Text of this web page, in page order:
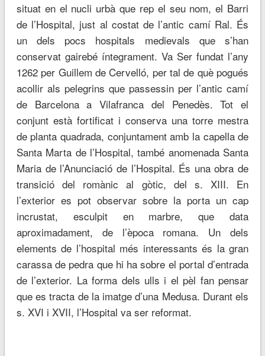
situat en el nucli urbà que rep el seu nom, el Barri
de l’Hospital, just al costat de l’antic camí Ral. És
un dels pocs hospitals medievals que s’han
conservat gairebé íntegrament. Va Ser fundat l’any
1262 per Guillem de Cervelló, per tal de què pogués
acollir als pelegrins que passessin per l’antic camí
de Barcelona a Vilafranca del Penedès. Tot el
conjunt està fortificat i conserva una torre mestra
de planta quadrada, conjuntament amb la capella de
Santa Marta de l’Hospital, també anomenada Santa
Maria de l’Anunciació de l’Hospital. És una obra de
transició del romànic al gòtic, del s. XIII. En
l’exterior es pot observar sobre la porta un cap
incrustat, esculpit en marbre, que data
aproximadament, de l’època romana. Un dels
elements de l’hospital més interessants és la gran
carassa de pedra que hi ha sobre el portal d’entrada
de l’exterior. La forma dels ulls i el pèl fan pensar
que es tracta de la imatge d’una Medusa. Durant els
s. XVI i XVII, l’Hospital va ser reformat.